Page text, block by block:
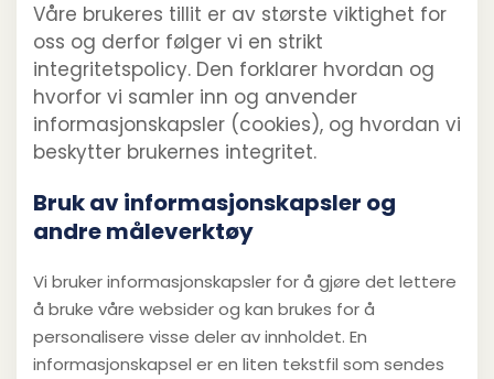
Våre brukeres tillit er av største viktighet for
oss og derfor følger vi en strikt
integritetspolicy. Den forklarer hvordan og
hvorfor vi samler inn og anvender
informasjonskapsler (cookies), og hvordan vi
beskytter brukernes integritet.
Bruk av informasjonskapsler og
andre måleverktøy
Vi bruker informasjonskapsler for å gjøre det lettere
å bruke våre websider og kan brukes for å
personalisere visse deler av innholdet. En
informasjonskapsel er en liten tekstfil som sendes